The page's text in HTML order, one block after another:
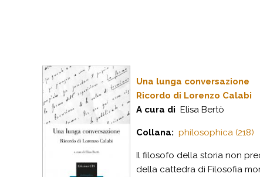
Una lunga conversazione
Ricordo di Lorenzo Calabi
A cura di Elisa Bertò
Collana: philosophica (218)
Il filosofo della storia non
della cattedra di Filosofia